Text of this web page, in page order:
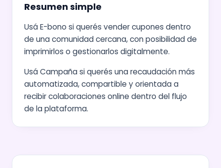
Resumen simple
Usá E-bono si querés vender cupones dentro
de una comunidad cercana, con posibilidad de
imprimirlos o gestionarlos digitalmente.
Usá Campaña si querés una recaudación más
automatizada, compartible y orientada a
recibir colaboraciones online dentro del flujo
de la plataforma.